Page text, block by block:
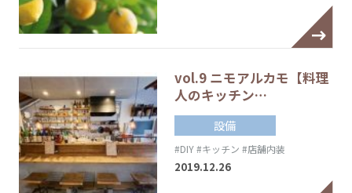
vol.9 ニモアルカモ【料理
人のキッチン…
設備
#DIY#キッチン #店舗内装
2019.12.26